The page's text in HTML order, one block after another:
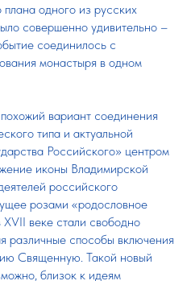
одного из русских
совершенно удивительно –
соединилось с
монастыря в одном
вариант соединения
типа и актуальной
Российского» центром
иконы Владимирской
российского
розами «родословное
веке стали свободно
различные способы включения
Священную. Такой новый
близок к идеям